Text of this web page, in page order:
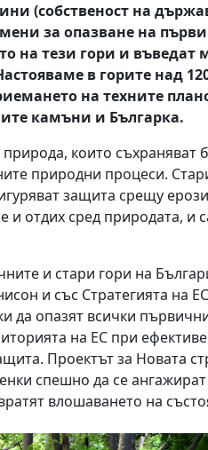
(собственост на
за опазване на
на тези гори и въведат
в горите над
на техните
камъни и Българка.
които съхраняват
природни процеси.
защита срещу
и отдих сред природата, и
и стари гори на
и със Стратегията на
да опазят всички
на ЕС при
Проектът за Новата
спешно да се
влошаването на